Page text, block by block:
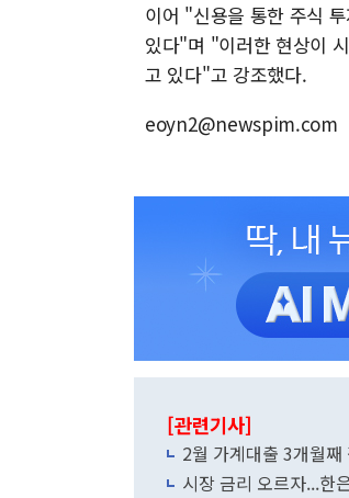
이어 "신용을 통한 주식
있다"며 "이러한 현상이
고 있다"고 강조했다.
eoyn2@newspim.com
[관련기사]
2월 가계대출 3개월
시장 금리 오르자...한